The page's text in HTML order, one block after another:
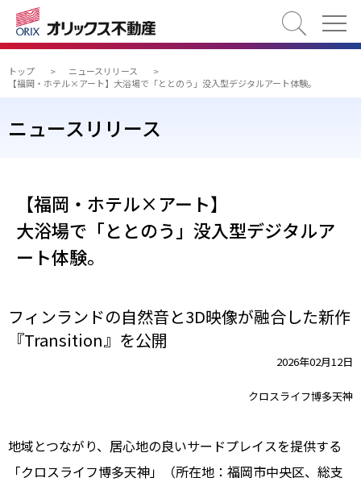
検索
トップ > ニュースリリース
>
【福岡・ホテル×アート】大浴場で「ととのう」没入型デジタルアート体験。
ニュースリリース
【福岡・ホテル×アート】
大浴場で「ととのう」没入型デジタルア
ート体験。
フィンランドの自然音と3D映像が融合した新作
『Transition』を公開
2026年02月12日
クロスライフ博多天神
地域とつながり、居心地の良いサードプレイスを提供する
「クロスライフ博多天神」（所在地：福岡市中央区、総支